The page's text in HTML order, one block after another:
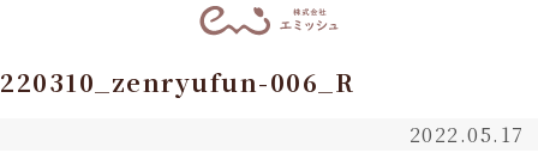
220310_zenryufun-006_R
2022.05.17